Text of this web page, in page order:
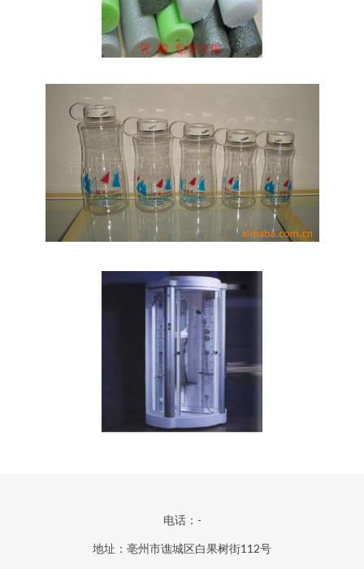
电话：-
地址：亳州市谯城区白果树街112号